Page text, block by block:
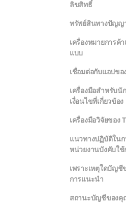
ลิขสิทธิ์
ทรัพย์สินทางปัญญ
เครื่องหมายการค้
แบบ
เชื่อมต่อกับแอปข
เครื่องมือสำหรับ
เงื่อนไขที่เกี่ยวข้อง
เครื่องมือวิจัยของ
แนวทางปฏิบัติใน
หน่วยงานบังคับใ
เพราะเหตุใดบัญชี
การแนะนำ
สถานะบัญชีของคุ